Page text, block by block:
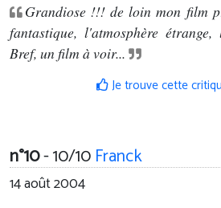
Grandiose !!! de loin mon film
fantastique, l'atmosphère
Bref, un film à voir...
Je trouve cette
n°10- 10/10Franck
14 août 2004